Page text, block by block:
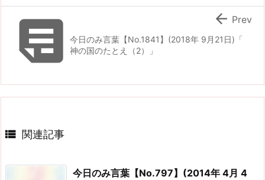
今日のみ言葉【No.1841】(2018年 9月21日)「
神の国のたとえ（2）」
 Prev
 関連記事
今日のみ言葉【No.797】(2014年 4月 4